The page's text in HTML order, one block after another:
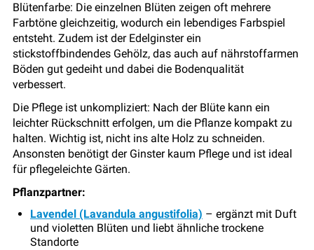
Blütenfarbe: Die einzelnen Blüten zeigen oft mehrere
Farbtöne gleichzeitig, wodurch ein lebendiges Farbspiel
entsteht. Zudem ist der Edelginster ein
stickstoffbindendes Gehölz, das auch auf nährstoffarmen
Böden gut gedeiht und dabei die Bodenqualität
verbessert.
Die Pflege ist unkompliziert: Nach der Blüte kann ein
leichter Rückschnitt erfolgen, um die Pflanze kompakt zu
halten. Wichtig ist, nicht ins alte Holz zu schneiden.
Ansonsten benötigt der Ginster kaum Pflege und ist ideal
für pflegeleichte Gärten.
Pflanzpartner:
Lavendel (Lavandula angustifolia) – ergänzt mit Duft
und violetten Blüten und liebt ähnliche trockene
Standorte